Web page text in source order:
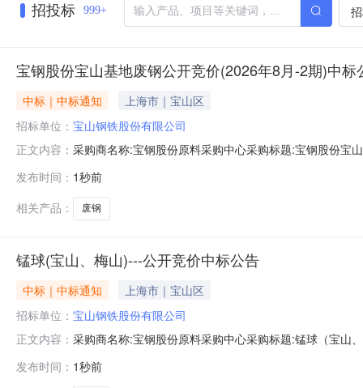
招投标 999+
宝钢股份宝山基地废钢公开竞价(2026年8月-2期)中标
中标｜中标通知
上海市｜宝山区
招标单位： 宝山钢铁股份有限公司
正文内容： 采购商名称:宝钢股份原料采购中心采购标题:宝钢股份宝
发布时间： 1秒前
相关产品：
废钢
锰球(宝山、梅山)---公开竞价中标公告
中标｜中标通知
上海市｜宝山区
招标单位： 宝山钢铁股份有限公司
正文内容： 采购商名称:宝钢股份原料采购中心采购标题:锰球（宝山
发布时间： 1秒前